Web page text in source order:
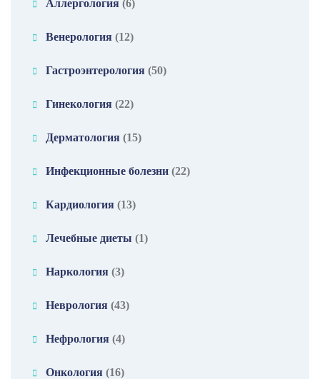
Аллергология (6)
Венерология (12)
Гастроэнтерология (50)
Гинекология (22)
Дерматология (15)
Инфекционные болезни (22)
Кардиология (13)
Лечебные диеты (1)
Наркология (3)
Неврология (43)
Нефрология (4)
Онкология (16)